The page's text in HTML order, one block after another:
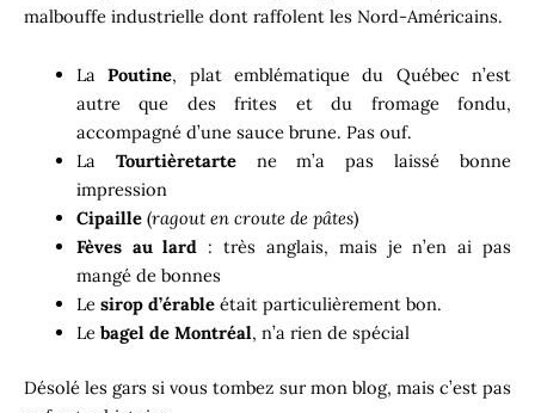
malbouffe industrielle dont raffolent les Nord-Américains.
LaPoutine, plat emblématique du Québec n’est
autre que des frites et du fromage fondu,
accompagné d’une sauce brune. Pas ouf.
LaTourtièretartene m’a pas laissé bonne
impression
Cipaille(ragout en croute de pâtes)
Fèves au lard : très anglais, mais je n’en ai pas
mangé de bonnes
Le sirop d’érableétait particulièrement bon.
Le bagel de Montréal, n’a rien de spécial
Désolé les gars si vous tombez sur mon blog, mais c’est pas